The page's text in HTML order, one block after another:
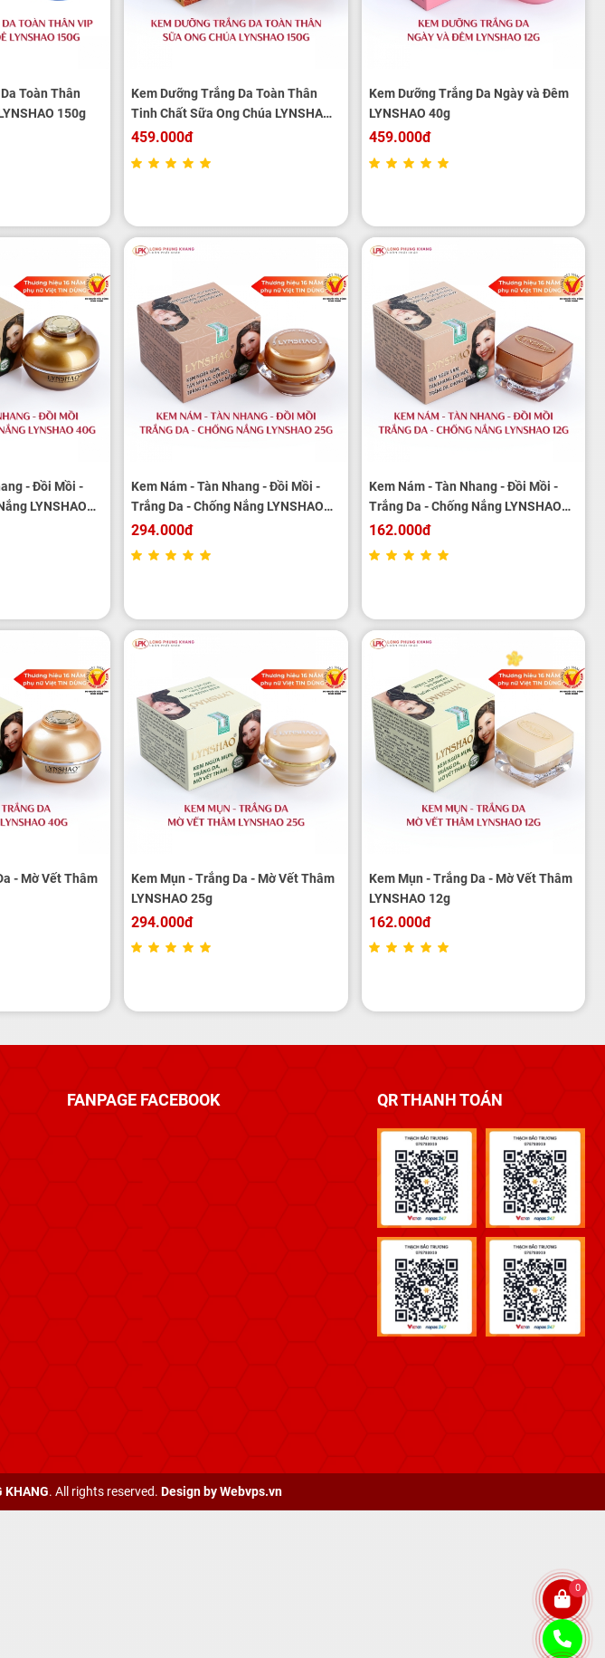
Toàn Thân
150g
Kem Dưỡng Trắng Da Toàn Thân
Tinh Chất Sữa Ong Chúa LYNSHAO
150g
459.000đ
Kem Dưỡng Trắng Da Ngày và Đêm
LYNSHAO 40g
459.000đ
- Đồi Mồi -
LYNSHAO
Kem Nám - Tàn Nhang - Đồi Mồi -
Trắng Da - Chống Nắng LYNSHAO
25g
294.000đ
Kem Nám - Tàn Nhang - Đồi Mồi -
Trắng Da - Chống Nắng LYNSHAO
12g
162.000đ
- Mờ Vết Thâm
Kem Mụn - Trắng Da - Mờ Vết Thâm
LYNSHAO 25g
294.000đ
Kem Mụn - Trắng Da - Mờ Vết Thâm
LYNSHAO 12g
162.000đ
FANPAGE FACEBOOK QR THANH TOÁN
KHANG. All rights reserved. Design byWebvps.vn
0